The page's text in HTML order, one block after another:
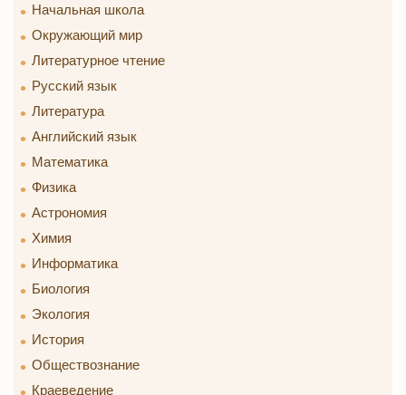
Начальная школа
Окружающий мир
Литературное чтение
Русский язык
Литература
Английский язык
Математика
Физика
Астрономия
Химия
Информатика
Биология
Экология
История
Обществознание
Краеведение